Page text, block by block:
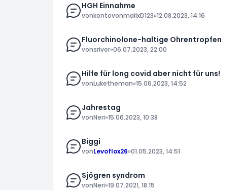
HGH Einnahme
vonkontovonmailxD123»12.08.2023, 14:16
Fluorchinolone-haltige Ohrentropfen
vonsriver»06.07.2023, 22:00
Hilfe für long covid aber nicht für uns!
vonLuketheman»15.06.2023, 14:52
Jahrestag
vonNeri»15.06.2023, 10:38
Biggi
vonLevoflox26»01.05.2023, 14:51
Sjögren syndrom
vonNeri»19.07.2021, 18:15